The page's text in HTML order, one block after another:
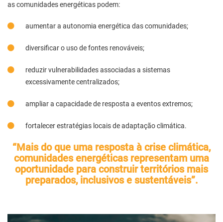
as comunidades energéticas podem:
aumentar a autonomia energética das comunidades;
diversificar o uso de fontes renováveis;
reduzir vulnerabilidades associadas a sistemas
excessivamente centralizados;
ampliar a capacidade de resposta a eventos extremos;
fortalecer estratégias locais de adaptação climática.
“Mais do que uma resposta à crise climática,
comunidades energéticas representam uma
oportunidade para construir territórios mais
preparados, inclusivos e sustentáveis”.